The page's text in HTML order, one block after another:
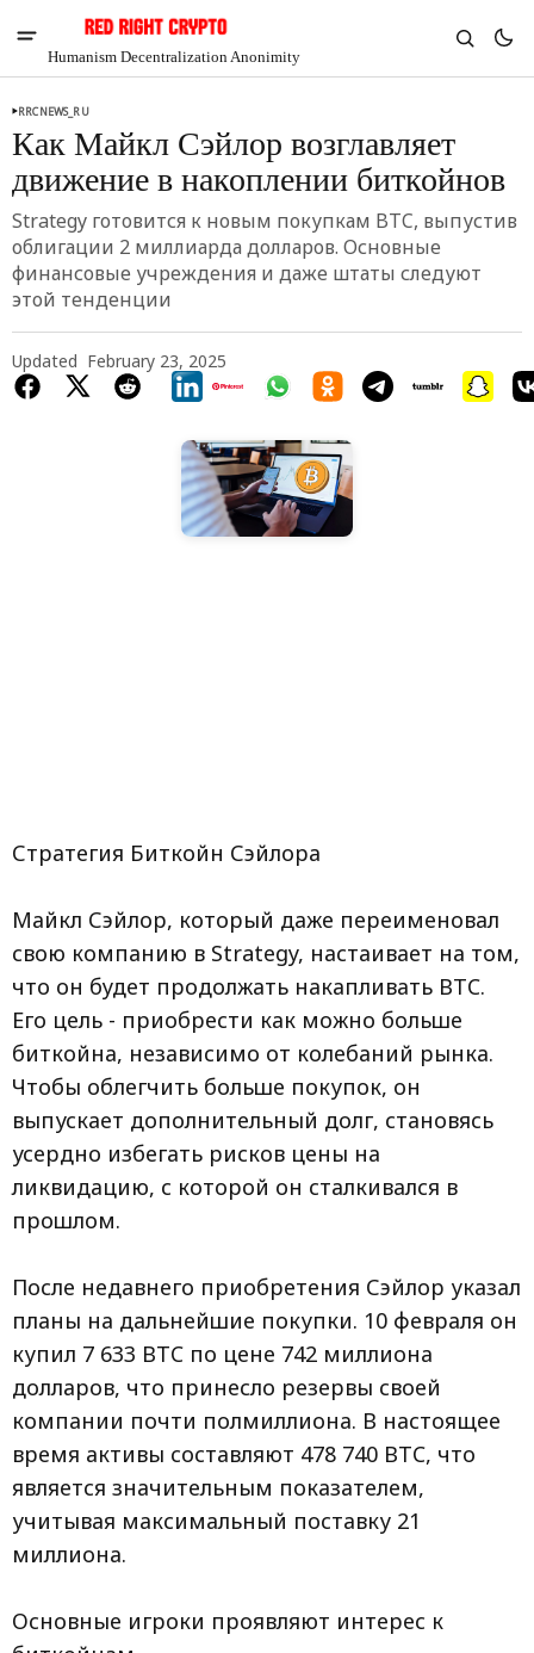
Humanism Decentralization Anonimity
RRCNEWS_RU
Как Майкл Сэйлор возглавляет
движение в накоплении биткойнов
Strategy готовится к новым покупкам BTC, выпустив
облигации 2 миллиарда долларов. Основные
финансовые учреждения и даже штаты следуют
этой тенденции
Updated February 23, 2025
Стратегия Биткойн Сэйлора
Майкл Сэйлор, который даже переименовал
свою компанию в Strategy, настаивает на том,
что он будет продолжать накапливать BTC.
Его цель - приобрести как можно больше
биткойна, независимо от колебаний рынка.
Чтобы облегчить больше покупок, он
выпускает дополнительный долг, становясь
усердно избегать рисков цены на
ликвидацию, с которой он сталкивался в
прошлом.
После недавнего приобретения Сэйлор указал
планы на дальнейшие покупки. 10 февраля он
купил 7 633 BTC по цене 742 миллиона
долларов, что принесло резервы своей
компании почти полмиллиона. В настоящее
время активы составляют 478 740 BTC, что
является значительным показателем,
учитывая максимальный поставку 21
миллиона.
Основные игроки проявляют интерес к